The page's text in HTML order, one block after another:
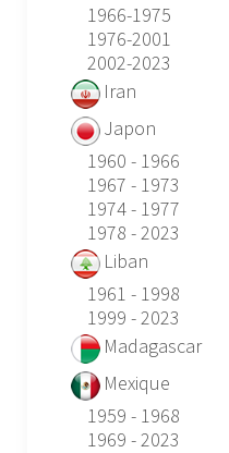
1966-1975
1976-2001
2002-2023
Iran
Japon
1960 - 1966
1967 - 1973
1974 - 1977
1978 - 2023
Liban
1961 - 1998
1999 - 2023
Madagascar
Mexique
1959 - 1968
1969 - 2023